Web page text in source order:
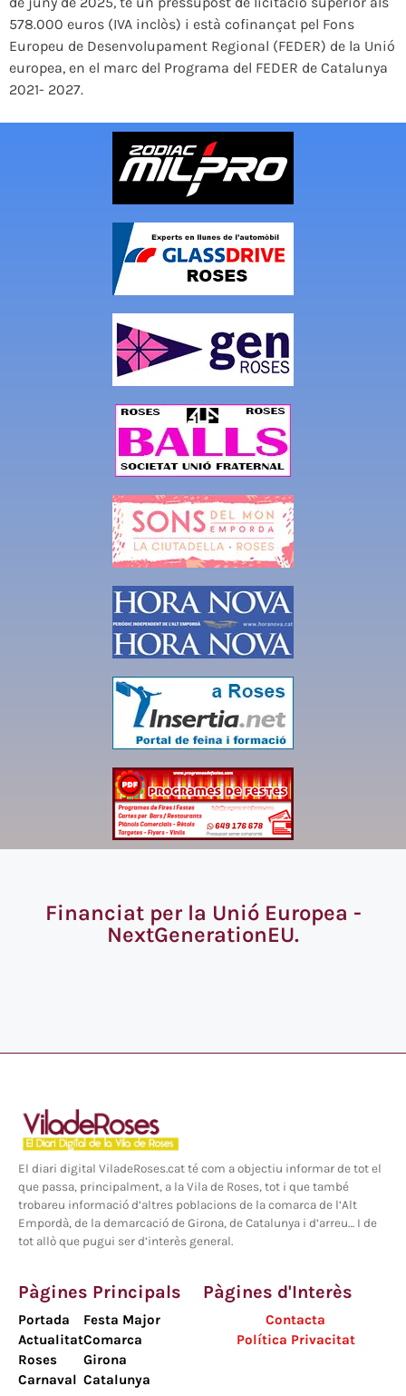
578.000 euros (IVA inclòs) i està cofinançat pel Fons
Europeu de Desenvolupament Regional (FEDER) de la Unió
europea, en el marc del Programa del FEDER de Catalunya
2021- 2027.
Financiat per la Unió Europea -
NextGenerationEU.
El diari digital ViladeRoses.cat té com a objectiu informar de tot el
que passa, principalment, a la Vila de Roses, tot i que també
trobareu informació d’altres poblacions de la comarca de l’Alt
Empordà, de la demarcació de Girona, de Catalunya i d’arreu… I de
tot allò que pugui ser d’interès general.
Pàgines Principals
Portada
Actualitat
Roses
Carnaval
Festa Major
Comarca
Girona
Catalunya
Pàgines d'Interès
Contacta
Política Privacitat